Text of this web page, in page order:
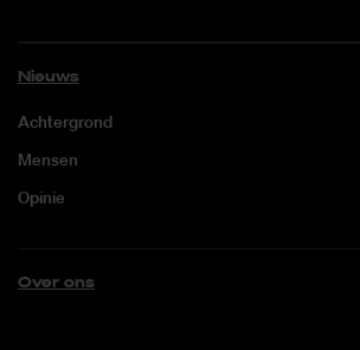
Nieuws
Achtergrond
Mensen
Opinie
Over ons